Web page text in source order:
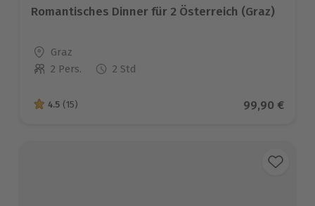
Romantisches Dinner für 2 Österreich (Graz)
Standort
Graz
Anzahl der Teilnehmer
2 Pers. 2 Std
4.5 von 5 Sternen basierend auf 15 Bewertungen
4.5 (15) Aktueller
99,90 €